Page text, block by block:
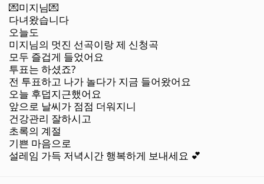
💌미지님💌
다녀왔습니다
오늘도
미지님의 멋진 선곡이랑 제 신청곡
모두 즐겁게 들었어요
투표는 하셨죠?
전 투표하고 나가 놀다가 지금 들어왔어요
오늘 후덥지근했어요
앞으로 날씨가 점점 더워지니
건강관리 잘하시고
초록의 계절
기쁜 마음으로
설레임 가득 저녁시간 행복하게 보내세요 💕